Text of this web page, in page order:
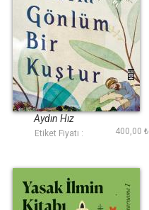
Benim Gönlüm Bir
Kuştur
Aydın Hız
Etiket Fiyatı : 400,00 ₺